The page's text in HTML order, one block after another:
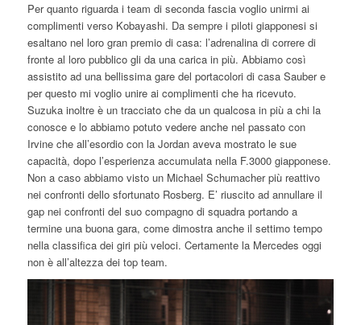
Per quanto riguarda i team di seconda fascia voglio unirmi ai
complimenti verso Kobayashi. Da sempre i piloti giapponesi si
esaltano nel loro gran premio di casa: l’adrenalina di correre di
fronte al loro pubblico gli da una carica in più. Abbiamo così
assistito ad una bellissima gare del portacolori di casa Sauber e
per questo mi voglio unire ai complimenti che ha ricevuto.
Suzuka inoltre è un tracciato che da un qualcosa in più a chi la
conosce e lo abbiamo potuto vedere anche nel passato con
Irvine che all’esordio con la Jordan aveva mostrato le sue
capacità, dopo l’esperienza accumulata nella F.3000 giapponese.
Non a caso abbiamo visto un Michael Schumacher più reattivo
nei confronti dello sfortunato Rosberg. E’ riuscito ad annullare il
gap nei confronti del suo compagno di squadra portando a
termine una buona gara, come dimostra anche il settimo tempo
nella classifica dei giri più veloci. Certamente la Mercedes oggi
non è all’altezza dei top team.